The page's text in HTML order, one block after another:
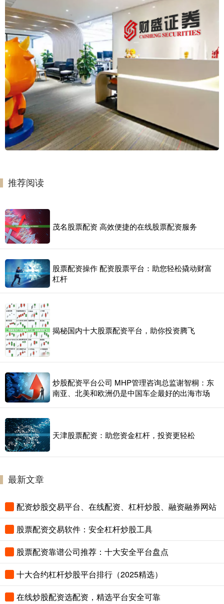
推荐阅读
茂名股票配资 高效便捷的在线股票配资服务
股票配资操作 配资股票平台：助您轻松撬动财富
杠杆
揭秘国内十大股票配资平台，助你投资腾飞
炒股配资平台公司 MHP管理咨询总监谢智桐：东
南亚、北美和欧洲仍是中国车企最好的出海市场
天津股票配资：助您资金杠杆，投资更轻松
最新文章
配资炒股交易平台、在线配资、杠杆炒股、融资融券网站
股票配资交易软件：安全杠杆炒股工具
股票配资靠谱公司推荐：十大安全平台盘点
十大合约杠杆炒股平台排行（2025精选）
在线炒股配资选配资，精选平台安全可靠